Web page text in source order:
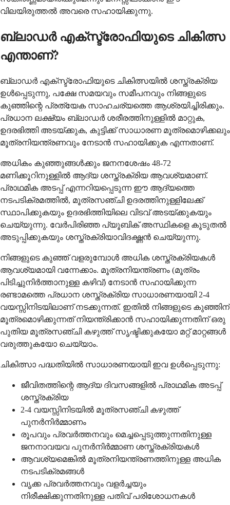
വിലയിരുത്തൽ അവരെ സഹായിക്കുന്നു.
ബ്ലാഡർ എക്സ്ട്രോഫിയുടെ ചികിത്സ
എന്താണ്?
ബ്ലാഡർ എക്സ്ട്രോഫിയുടെ ചികിത്സയിൽ ശസ്ത്രക്രിയ
ഉൾപ്പെടുന്നു, പക്ഷേ സമയവും സമീപനവും നിങ്ങളുടെ
കുഞ്ഞിന്റെ പ്രത്യേക സാഹചര്യത്തെ ആശ്രയിച്ചിരിക്കും.
പ്രധാന ലക്ഷ്യം ബ്ലാഡർ ശരീരത്തിനുള്ളിൽ മാറ്റുക,
ഉദരഭിത്തി അടയ്ക്കുക, കുട്ടിക്ക് സാധാരണ മൂത്രമൊഴിക്കലും
മൂത്രനിയന്ത്രണവും നേടാൻ സഹായിക്കുക എന്നതാണ്.
അധികം കുഞ്ഞുങ്ങള്‍ക്കും ജനനശേഷം 48-72
മണിക്കൂറിനുള്ളില്‍ ആദ്യ ശസ്ത്രക്രിയ ആവശ്യമാണ്.
പ്രാഥമിക അടപ്പ് എന്നറിയപ്പെടുന്ന ഈ ആദ്യത്തെ
നടപടിക്രമത്തില്‍, മൂത്രസഞ്ചി ഉദരത്തിനുള്ളിലേക്ക്
സ്ഥാപിക്കുകയും ഉദരഭിത്തിയിലെ വിടവ് അടയ്ക്കുകയും
ചെയ്യുന്നു. വേര്‍പിരിഞ്ഞ പ്യൂബിക് അസ്ഥികളെ കൂടുതല്‍
അടുപ്പിക്കുകയും ശസ്ത്രക്രിയാവിദഗ്ദ്ധന്‍ ചെയ്യുന്നു.
നിങ്ങളുടെ കുഞ്ഞ് വളരുമ്പോള്‍ അധിക ശസ്ത്രക്രിയകള്‍
ആവശ്യമായി വന്നേക്കാം. മൂത്രനിയന്ത്രണം (മൂത്രം
പിടിച്ചുനിര്‍ത്താനുള്ള കഴിവ്) നേടാന്‍ സഹായിക്കുന്ന
രണ്ടാമത്തെ പ്രധാന ശസ്ത്രക്രിയ സാധാരണയായി 2-4
വയസ്സിനിടയിലാണ് നടക്കുന്നത്. ഇതില്‍ നിങ്ങളുടെ കുഞ്ഞിന്
മൂത്രമൊഴിക്കുന്നത് നിയന്ത്രിക്കാന്‍ സഹായിക്കുന്നതിന് ഒരു
പുതിയ മൂത്രസഞ്ചി കഴുത്ത് സൃഷ്ടിക്കുകയോ മറ്റ് മാറ്റങ്ങള്‍
വരുത്തുകയോ ചെയ്യാം.
ചികിത്സാ പദ്ധതിയില്‍ സാധാരണയായി ഇവ ഉള്‍പ്പെടുന്നു:
ജീവിതത്തിന്റെ ആദ്യ ദിവസങ്ങളില്‍ പ്രാഥമിക അടപ്പ്
ശസ്ത്രക്രിയ
2-4 വയസ്സിനിടയില്‍ മൂത്രസഞ്ചി കഴുത്ത്
പുനര്‍നിര്‍മ്മാണം
രൂപവും പ്രവര്‍ത്തനവും മെച്ചപ്പെടുത്തുന്നതിനുള്ള
ജനനാവയവ പുനര്‍നിര്‍മ്മാണ ശസ്ത്രക്രിയകള്‍
ആവശ്യമെങ്കില്‍ മൂത്രനിയന്ത്രണത്തിനുള്ള അധിക
നടപടിക്രമങ്ങള്‍
വൃക്ക പ്രവര്‍ത്തനവും വളര്‍ച്ചയും
നിരീക്ഷിക്കുന്നതിനുള്ള പതിവ് പരിശോധനകള്‍